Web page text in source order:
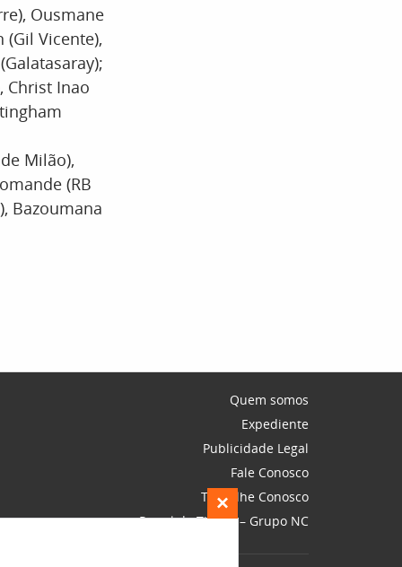
Ousmane
(Gil Vicente),
Christ Inao
Milão),
(RB
Bazoumana
Quem somos
Expediente
Publicidade Legal
Fale Conosco
Trabalhe Conosco
Portal do Titular – Grupo NC
×